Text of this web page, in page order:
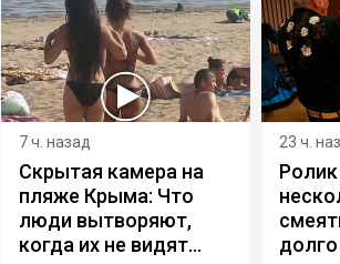
7 ч. назад
Скрытая камера на
пляже Крыма: Что
люди вытворяют,
когда их не видят...
23 ч.
долго